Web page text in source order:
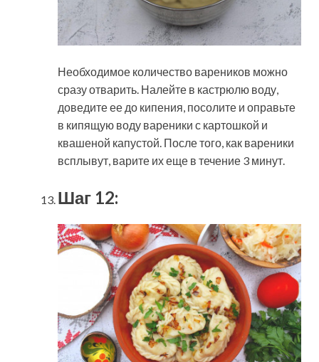
Необходимое количество вареников можно
сразу отварить. Налейте в кастрюлю воду,
доведите ее до кипения, посолите и оправьте
в кипящую воду вареники с картошкой и
квашеной капустой. После того, как вареники
всплывут, варите их еще в течение 3 минут.
Шаг 12: